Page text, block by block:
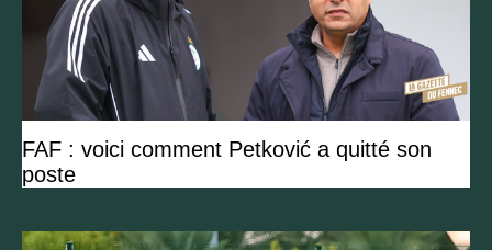
FAF : voici comment Petković a quitté son
poste